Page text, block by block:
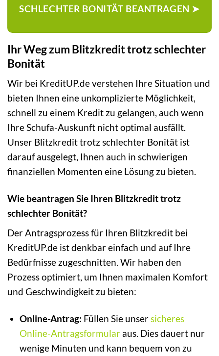
SCHLECHTER BONITÄT BEANTRAGEN ➤
Ihr Weg zum Blitzkredit trotz schlechter
Bonität
Wir bei KreditUP.de verstehen Ihre Situation und
bieten Ihnen eine unkomplizierte Möglichkeit,
schnell zu einem Kredit zu gelangen, auch wenn
Ihre Schufa-Auskunft nicht optimal ausfällt.
Unser Blitzkredit trotz schlechter Bonität ist
darauf ausgelegt, Ihnen auch in schwierigen
finanziellen Momenten eine Lösung zu bieten.
Wie beantragen Sie Ihren Blitzkredit trotz
schlechter Bonität?
Der Antragsprozess für Ihren Blitzkredit bei
KreditUP.de ist denkbar einfach und auf Ihre
Bedürfnisse zugeschnitten. Wir haben den
Prozess optimiert, um Ihnen maximalen Komfort
und Geschwindigkeit zu bieten:
Online-Antrag: Füllen Sie unsersicheres
Online-Antragsformularaus. Dies dauert nur
wenige Minuten und kann bequem von zu